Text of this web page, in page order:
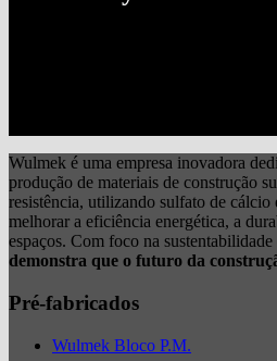
Wulmek é uma empresa inovadora
produção de materiais de construção
resistência, utilizando sulfato de cálcio
melhorar a eficiência energética, a
espaços. Com foco na
demonstra que o futuro da
Pré-fabricados
Wulmek Bloco P.M.